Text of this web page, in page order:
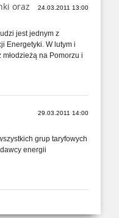
24.03.2011 13:00
oraz
jest jednym z
Energetyki. W lutym i
na Pomorzu i
29.03.2011 14:00
grup taryfowych
energii